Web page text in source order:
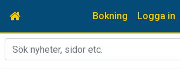
Bokning Logga in